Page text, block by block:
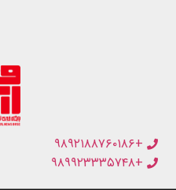
+۹۸۹۲۱۸۸۷۶۰۱۸۶
+۹۸۹۹۲۳۳۳۵۷۴۸